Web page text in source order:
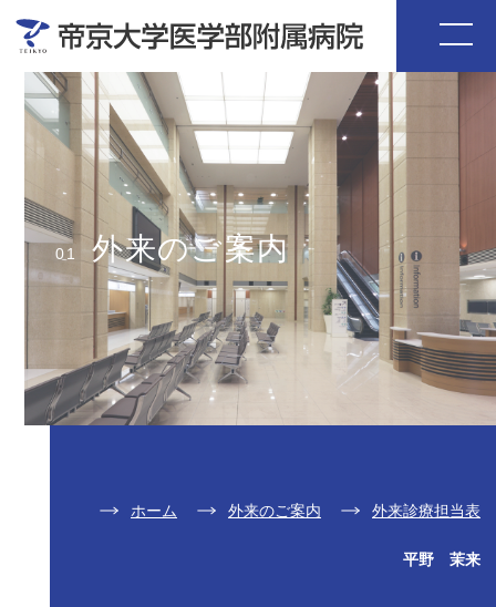
01 外来のご案内
ホーム 外来のご案内 外来診療担当表
平野 茉来